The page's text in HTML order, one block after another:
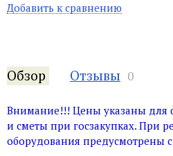
Добавить к сравнению
Обзор Отзывы 0
Внимание!!! Цены указаны для
и сметы при госзакупках. При
оборудования предусмотрены